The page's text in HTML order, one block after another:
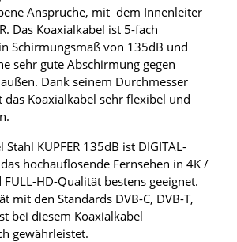
Ansprüche, mit dem Innenleiter
Das Koaxialkabel ist 5-fach
Schirmungsmaß von 135dB und
sehr gute Abschirmung gegen
Dank seinem Durchmesser
Koaxialkabel sehr flexibel und
Stahl KUPFER 135dB ist DIGITAL-
hochauflösende Fernsehen in 4K /
HD-Qualität bestens geeignet.
mit den Standards DVB-C, DVB-T,
bei diesem Koaxialkabel
gewährleistet.